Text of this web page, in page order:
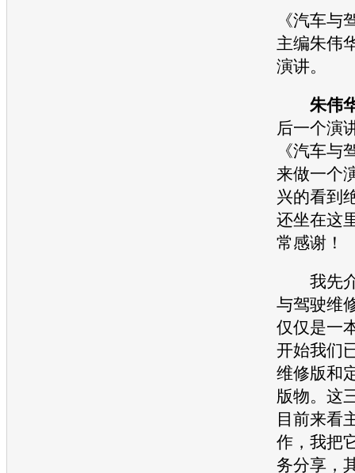
《汽车与
主编朱伟
演讲。
朱伟
后一个演
《汽车与
来做一个
兴的看到
还坐在这
常感谢！
我先介
与驾驶维
仅仅是一
开始我们
维修版和
版物。这
目前来看
作，我把
务分享，